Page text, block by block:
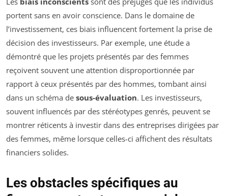
portent sans en avoir conscience. Dans le domaine de
l’investissement, ces biais influencent fortement la prise de
décision des investisseurs. Par exemple, une étude a
démontré que les projets présentés par des femmes
reçoivent souvent une attention disproportionnée par
rapport à ceux présentés par des hommes, tombant ainsi
dans un schéma de sous-évaluation. Les investisseurs,
souvent influencés par des stéréotypes genrés, peuvent se
montrer réticents à investir dans des entreprises dirigées par
des femmes, même lorsque celles-ci affichent des résultats
financiers solides.
Les obstacles spécifiques au